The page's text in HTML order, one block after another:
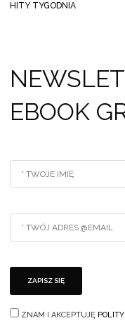
HITY TYGODNIA
EBOOK
ZNAM I AKCEPTUJĘ